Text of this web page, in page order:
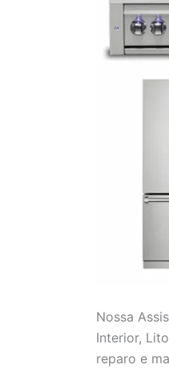
Nossa
Interior,
reparo e